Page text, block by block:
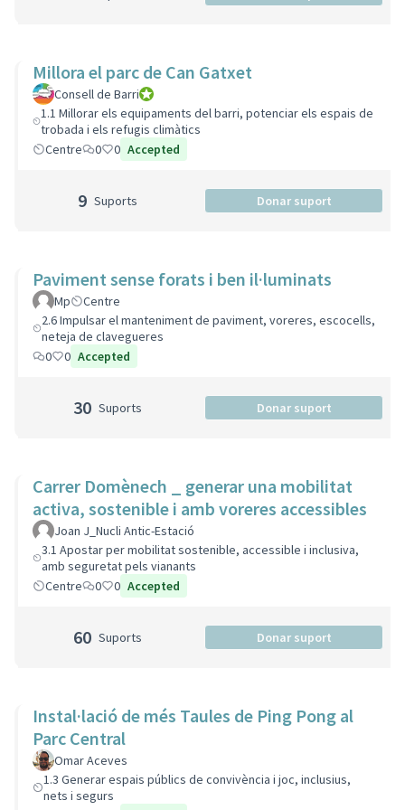
Millora el parc de Can Gatxet
Consell de BarriConsell de Barri
1.1 Millorar els equipaments del barri, potenciar els espais de
trobada i els refugis climàtics
Centre
0 0 Accepted
9 Suports Donar suport
Paviment sense forats i ben il·luminats
Mp
Centre
2.6 Impulsar el manteniment de paviment, voreres, escocells,
neteja de clavegueres
0
0 Accepted
30 Suports Donar suport
Carrer Domènech _ generar una mobilitat
activa, sostenible i amb voreres accessibles
Joan J_Nucli Antic-Estació
3.1 Apostar per mobilitat sostenible, accessible i inclusiva,
amb seguretat pels vianants
Centre
0 0 Accepted
60 Suports Donar suport
Instal·lació de més Taules de Ping Pong al
Parc Central
Omar Aceves
1.3 Generar espais públics de convivència i joc, inclusius,
nets i segurs